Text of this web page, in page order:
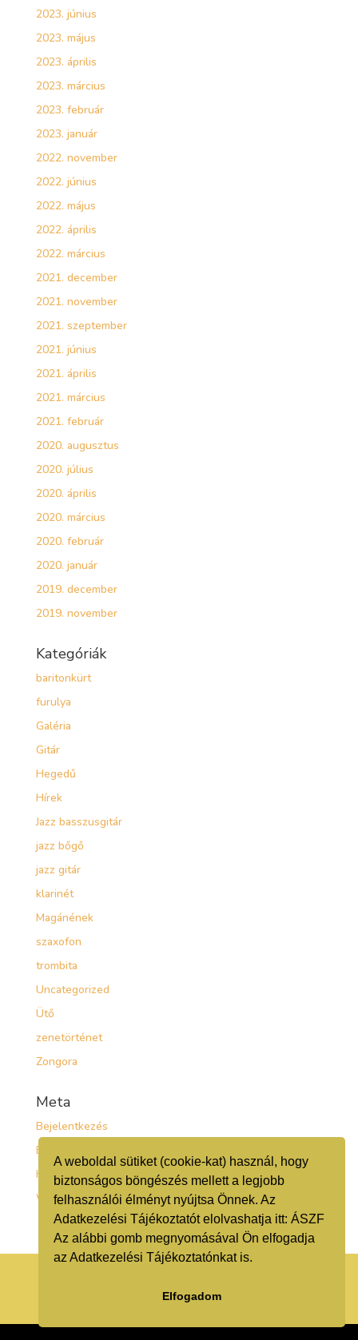
A weboldal sütiket (cookie-kat) használ, hogy
biztonságos böngészés mellett a legjobb
felhasználói élményt nyújtsa Önnek. Az
Adatkezelési Tájékoztatót elolvashatja itt:ÁSZF
Az alábbi gomb megnyomásával Ön elfogadja
az Adatkezelési Tájékoztatónkat is.
Elfogadom
2023. június
2023. május
2023. április
2023. március
2023. február
2023. január
2022. november
2022. június
2022. május
2022. április
2022. március
2021. december
2021. november
2021. szeptember
2021. június
2021. április
2021. március
2021. február
2020. augusztus
2020. július
2020. április
2020. március
2020. február
2020. január
2019. december
2019. november
Kategóriák
baritonkürt
furulya
Galéria
Gitár
Hegedű
Hírek
Jazz basszusgitár
jazz bőgő
jazz gitár
klarinét
Magánének
szaxofon
trombita
Uncategorized
Ütő
zenetörténet
Zongora
Meta
Bejelentkezés
Bejegyzések hírcsatorna
Hozzászólások hírcsatorna
WordPress Magyarország
Webszövegelő